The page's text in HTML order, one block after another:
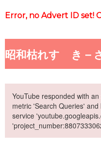
Error, no Advert ID set!
昭和枯れすゝき –
YouTube responded with
metric 'Search Queries'
service